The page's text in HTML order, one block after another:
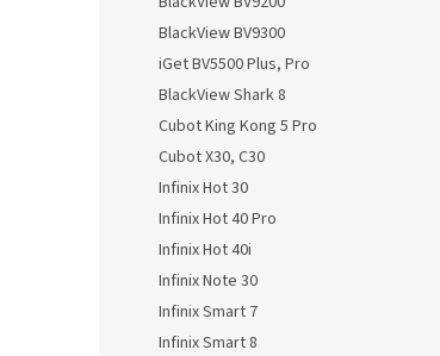
BlackView BV9300
iGet BV5500 Plus, Pro
BlackView Shark 8
Cubot King Kong 5 Pro
Cubot X30, C30
Infinix Hot 30
Infinix Hot 40 Pro
Infinix Hot 40i
Infinix Note 30
Infinix Smart 7
Infinix Smart 8